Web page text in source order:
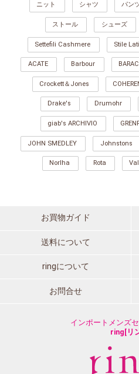
ニット シャツ パン
ストール シューズ
Settefili Cashmere Stile
ACATE Barbour
Crockett＆Jones
Drake's Drumohr
giab's ARCHIVIO
JOHN SMEDLEY Johnstons
Norlha Rota
お買物ガイド
送料について
ringについて
お問合せ
インポートメンズ
ring[リ